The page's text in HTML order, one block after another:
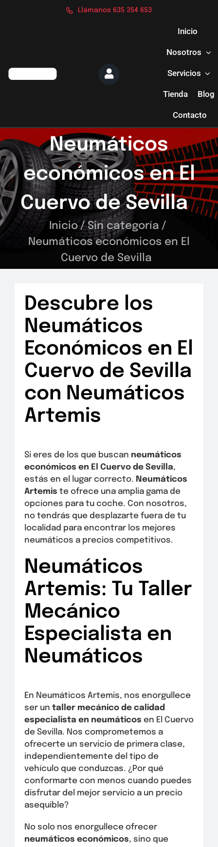
Llámanos 635 354 653
Inicio
Nosotros
Servicios
Tienda Blog
Contacto
Neumáticos
económicos en El
Cuervo de Sevilla
Inicio / Sin categoría /
Neumáticos económicos en El
Cuervo de Sevilla
Descubre los
Neumáticos
Económicos en El
Cuervo de Sevilla
con Neumáticos
Artemis
Si eres de los que buscan neumáticos
económicos en El Cuervo de Sevilla,
estás en el lugar correcto. Neumáticos
Artemis te ofrece una amplia gama de
opciones para tu coche. Con nosotros,
no tendrás que desplazarte fuera de tu
localidad para encontrar los mejores
neumáticos a precios competitivos.
Neumáticos
Artemis: Tu Taller
Mecánico
Especialista en
Neumáticos
En Neumáticos Artemis, nos enorgullece
ser un taller mecánico de calidad
especialista en neumáticos en El Cuervo
de Sevilla. Nos comprometemos a
ofrecerte un servicio de primera clase,
independientemente del tipo de
vehículo que conduzcas. ¿Por qué
conformarte con menos cuando puedes
disfrutar del mejor servicio a un precio
asequible?
No solo nos enorgullece ofrecer
neumáticos económicos, sino que